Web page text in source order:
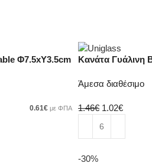
Φ7.5xΥ3.5cm
0.61€ με ΦΠΑ
-30%
Κανάτα Γυάλινη
Άμεσα διαθέσιμο
1.46€ 1.02€